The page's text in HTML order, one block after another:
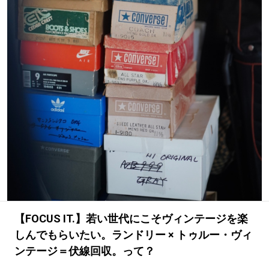
#LIFESTYLE #SNEAKER #OUTDOOR
#SPORTS #HANDSOME HANDBOOK
【FOCUS IT.】若い世代にこそヴィンテージを楽
しんでもらいたい。ランドリー × トゥルー・ヴィ
ンテージ＝伏線回収。って？